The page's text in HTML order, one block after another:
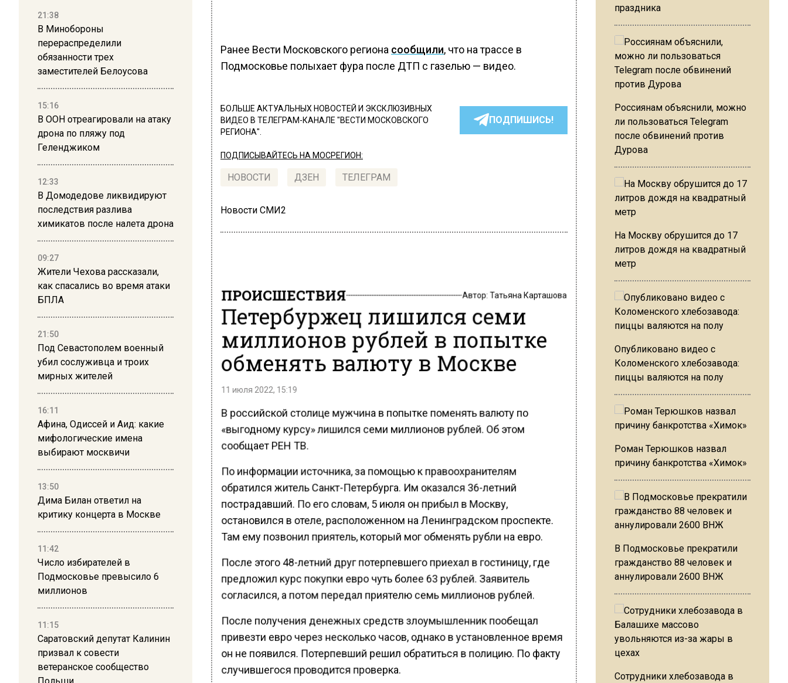
21:38
В Минобороны
перераспределили
обязанности трех
заместителей Белоусова
15:16
В ООН отреагировали на атаку
дрона по пляжу под
Геленджиком
12:33
В Домодедове ликвидируют
последствия разлива
химикатов после налета дрона
09:27
Жители Чехова рассказали,
как спасались во время атаки
БПЛА
21:50
Под Севастополем военный
убил сослуживца и троих
мирных жителей
16:11
Афина, Одиссей и Аид: какие
мифологические имена
выбирают москвичи
13:50
Дима Билан ответил на
критику концерта в Москве
11:42
Число избирателей в
Подмосковье превысило 6
миллионов
11:15
Саратовский депутат Калинин
призвал к совести
ветеранское сообщество
Ранее Вести Московского региона сообщили, что на трассе в
Подмосковье полыхает фура после ДТП с газелью — видео.
БОЛЬШЕ АКТУАЛЬНЫХ НОВОСТЕЙ И ЭКСКЛЮЗИВНЫХ
ВИДЕО В ТЕЛЕГРАМ-КАНАЛЕ "ВЕСТИ МОСКОВСКОГО
РЕГИОНА".
ПОДПИШИСЬ!
ПОДПИСЫВАЙТЕСЬ НА МОСРЕГИОН:
НОВОСТИ ДЗЕН ТЕЛЕГРАМ
Новости СМИ2
ПРОИСШЕСТВИЯ Автор:Татьяна Карташова
Петербуржец лишился семи
миллионов рублей в попытке
обменять валюту в Москве
11 июля 2022, 15:19
В российской столице мужчина в попытке поменять валюту по
«выгодному курсу» лишился семи миллионов рублей. Об этом
сообщает РЕН ТВ.
По информации источника, за помощью к правоохранителям
обратился житель Санкт-Петербурга. Им оказался 36-летний
пострадавший. По его словам, 5 июля он прибыл в Москву,
остановился в отеле, расположенном на Ленинградском проспекте.
Там ему позвонил приятель, который мог обменять рубли на евро.
После этого 48-летний друг потерпевшего приехал в гостиницу, где
предложил курс покупки евро чуть более 63 рублей. Заявитель
согласился, а потом передал приятелю семь миллионов рублей.
После получения денежных средств злоумышленник пообещал
привезти евро через несколько часов, однако в установленное время
он не появился. Потерпевший решил обратиться в полицию. По факту
случившегося проводится проверка.
праздника
Россиянам объяснили, можно
ли пользоваться Telegram
после обвинений против
Дурова
На Москву обрушится до 17
литров дождя на квадратный
метр
Опубликовано видео с
Коломенского хлебозавода:
пиццы валяются на полу
Роман Терюшков назвал
причину банкротства «Химок»
В Подмосковье прекратили
гражданство 88 человек и
аннулировали 2600 ВНЖ
Сотрудники хлебозавода в